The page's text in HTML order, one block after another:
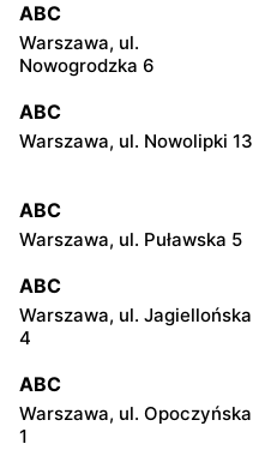
ABC
Warszawa, ul.
Nowogrodzka 6
ABC
Warszawa, ul. Nowolipki 13
ABC
Warszawa, ul. Puławska 5
ABC
Warszawa, ul. Jagiellońska
4
ABC
Warszawa, ul. Opoczyńska
1